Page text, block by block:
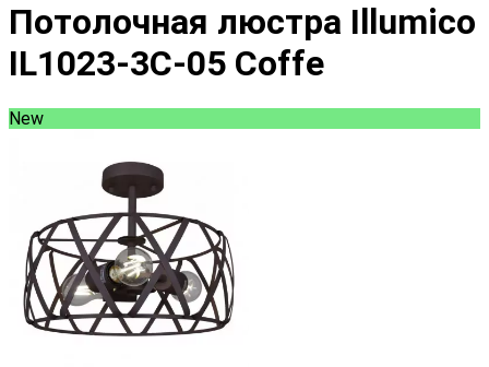
Потолочная люстра Illumico
IL1023-3C-05 Coffe
New